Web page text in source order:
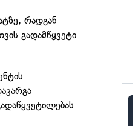
რადგან
გადამწყვეტი